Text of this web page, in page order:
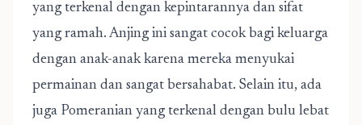
yang terkenal dengan kepintarannya dan sifat
yang ramah. Anjing ini sangat cocok bagi keluarga
dengan anak-anak karena mereka menyukai
permainan dan sangat bersahabat. Selain itu, ada
juga Pomeranian yang terkenal dengan bulu lebat